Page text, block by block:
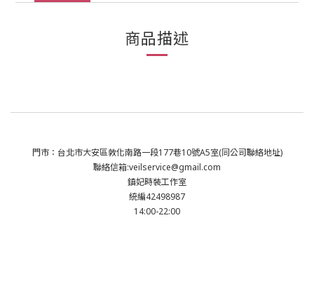
商品描述
門市：台北市大安區敦化南路一段177巷10號A5室(同公司聯絡地址)
聯絡信箱:veilservice@gmail.com
鎮妃時裝工作室
統編42498987
14:00-22:00